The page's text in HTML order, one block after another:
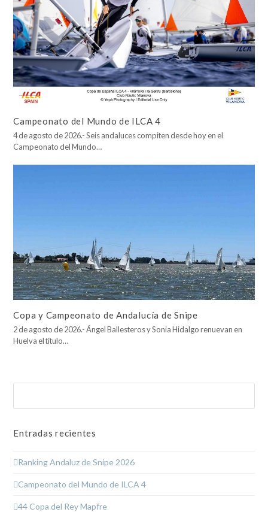
Campeonato del Mundo de ILCA 4
4 de agosto de 2026.- Seis andaluces compiten desde hoy en el
Campeonato del Mundo…
Copa y Campeonato de Andalucía de Snipe
2 de agosto de 2026.- Ángel Ballesteros y Sonia Hidalgo renuevan en
Huelva el título…
Entradas recientes
Ranking Andaluz de Snipe 2026
Campeonato del Mundo de ILCA 4
44 Copa del Rey Mapfre